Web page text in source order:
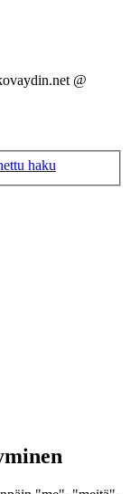
@
haku